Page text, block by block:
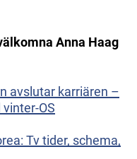
Anna Haag
avslutar karriären –
OS
Tv tider, schema,